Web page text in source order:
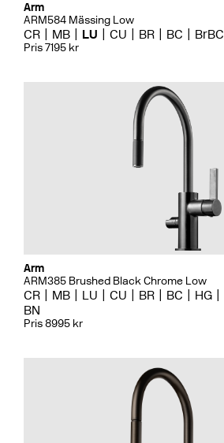
Arm
ARM584 Mässing Low
CR MB LU CU BR BC BrBC
Pris 7195 kr
Arm
ARM385 Brushed Black Chrome Low
CR MB LU CU BR BC HG
BN
Pris 8995 kr